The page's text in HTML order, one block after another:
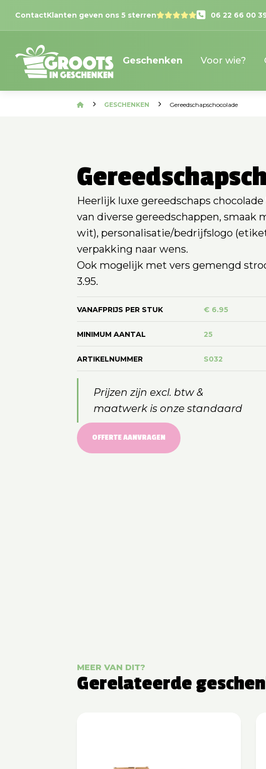
Geschenken Voor wie?
ContactKlanten geven ons 5 sterren 06 22 66 00
GESCHENKEN Gereedschapschocolade
Heerlijk luxe gereedschaps
van diverse gereedschappen, smaak
wit), personalisatie/bedrijfslogo
verpakking naar wens.
Ook mogelijk met vers gemengd
3.95.
VANAFPRIJS PER STUK € 6.95
MINIMUM AANTAL 25
ARTIKELNUMMER S032
Prijzen zijn excl. btw &
maatwerk is onze standaard
OFFERTE AANVRAGEN
MEER VAN DIT?
Gerelateerde